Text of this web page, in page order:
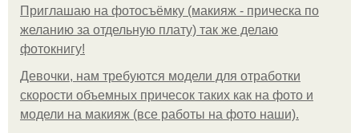
Приглашаю на фотосъёмку (макияж - прическа по
желанию за отдельную плату) так же делаю
фотокнигу!
Девочки, нам требуются модели для отработки
скорости объемных причесок таких как на фото и
модели на макияж (все работы на фото наши).